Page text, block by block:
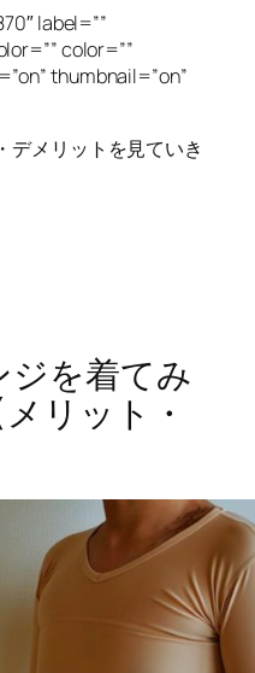
label=””
color=””
thumbnail=”on”
デメリットを見ていき
ジを着てみ
リット・